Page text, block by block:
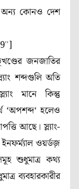
অন্য কোনও দেশ
জনজাতির
শব্দগুলি অতি
মানে কিন্তু
‘অপশব্দ‘ হলেও
আছে। স্ল্যাং-
ওয়র্ডজ়
শুধুমাত্র কথ্য
ব্যবহারকারীর